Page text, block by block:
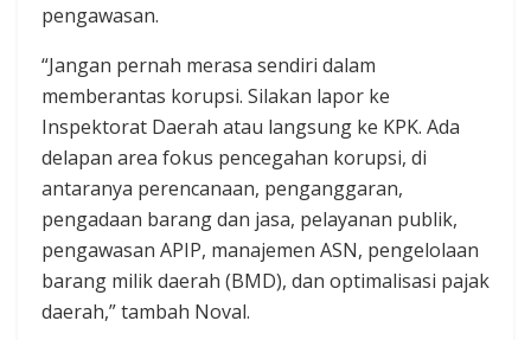
pengawasan.
“Jangan pernah merasa sendiri dalam
memberantas korupsi. Silakan lapor ke
Inspektorat Daerah atau langsung ke KPK. Ada
delapan area fokus pencegahan korupsi, di
antaranya perencanaan, penganggaran,
pengadaan barang dan jasa, pelayanan publik,
pengawasan APIP, manajemen ASN, pengelolaan
barang milik daerah (BMD), dan optimalisasi pajak
daerah,” tambah Noval.